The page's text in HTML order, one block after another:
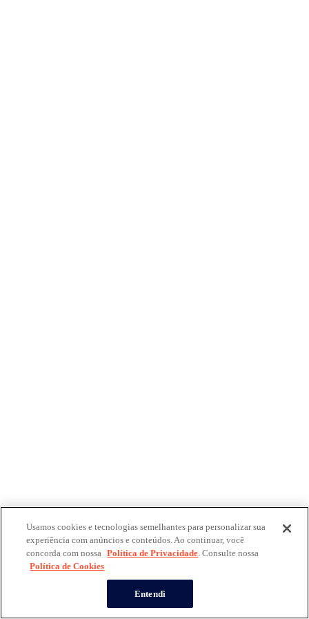
Usamos cookies e tecnologias semelhantes para personalizar sua
experiência com anúncios e conteúdos. Ao continuar, você
concorda com nossa Política de Privacidade. Consulte nossa
Política de Cookies
Entendi